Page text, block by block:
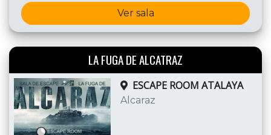
Ver sala
LA FUGA DE ALCATRAZ
ESCAPE ROOM ATALAYA
Alcaraz